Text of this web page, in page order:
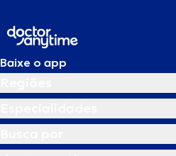
Baixe o app